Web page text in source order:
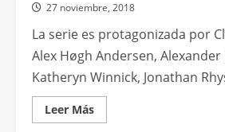
27 noviembre, 2018
La serie es protagonizada por
Alex Høgh Andersen, Alexander
Katheryn Winnick, Jonathan
Leer MásLeer
más